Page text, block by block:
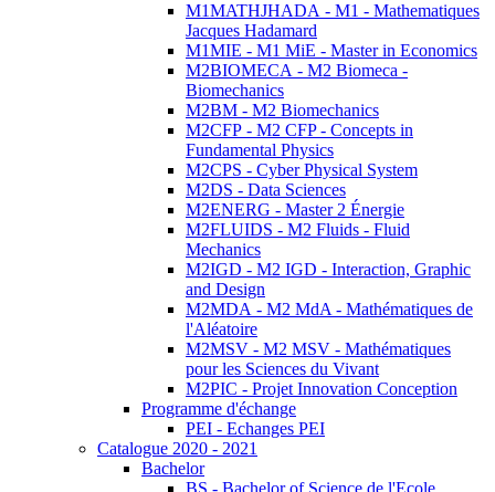
M1MATHJHADA - M1 - Mathematiques
Jacques Hadamard
M1MIE - M1 MiE - Master in Economics
M2BIOMECA - M2 Biomeca -
Biomechanics
M2BM - M2 Biomechanics
M2CFP - M2 CFP - Concepts in
Fundamental Physics
M2CPS - Cyber Physical System
M2DS - Data Sciences
M2ENERG - Master 2 Énergie
M2FLUIDS - M2 Fluids - Fluid
Mechanics
M2IGD - M2 IGD - Interaction, Graphic
and Design
M2MDA - M2 MdA - Mathématiques de
l'Aléatoire
M2MSV - M2 MSV - Mathématiques
pour les Sciences du Vivant
M2PIC - Projet Innovation Conception
Programme d'échange
PEI - Echanges PEI
Catalogue 2020 - 2021
Bachelor
BS - Bachelor of Science de l'Ecole